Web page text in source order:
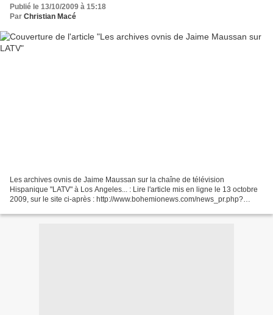
Publié le 13/10/2009 à 15:18
Par Christian Macé
Les archives ovnis de Jaime Maussan sur la chaîne de télévision
Hispanique "LATV" à Los Angeles... : Lire l'article mis en ligne le 13 octobre
2009, sur le site ci-après : http://www.bohemionews.com/news_pr.php?
u=http%3A%2F%2Fwww.bohemionews.com%2Fnews_pr.php%3Fnid%3D1